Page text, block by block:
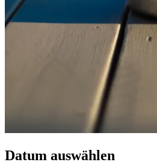
Datum auswählen